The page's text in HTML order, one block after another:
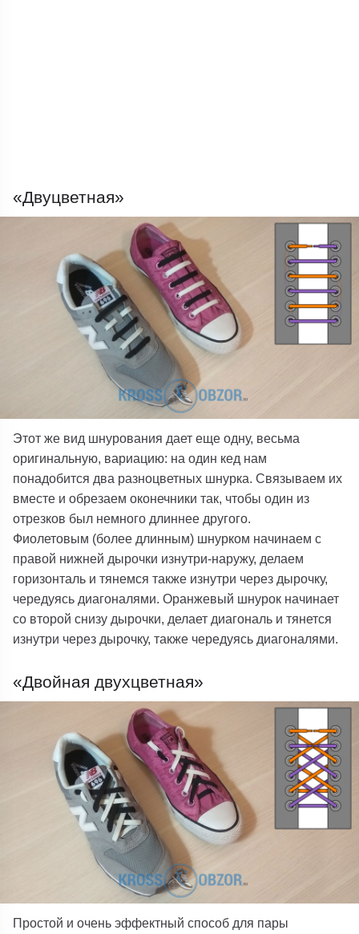
«Двуцветная»
Этот же вид шнурования дает еще одну, весьма
оригинальную, вариацию: на один кед нам
понадобится два разноцветных шнурка. Связываем их
вместе и обрезаем оконечники так, чтобы один из
отрезков был немного длиннее другого.
Фиолетовым (более длинным) шнурком начинаем с
правой нижней дырочки изнутри-наружу, делаем
горизонталь и тянемся также изнутри через дырочку,
чередуясь диагоналями. Оранжевый шнурок начинает
со второй снизу дырочки, делает диагональ и тянется
изнутри через дырочку, также чередуясь диагоналями.
«Двойная двухцветная»
Простой и очень эффектный способ для пары